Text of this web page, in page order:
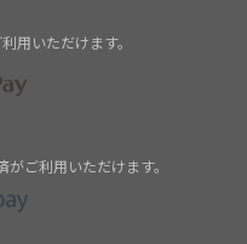
用いただけます。
ご利用いただけます。